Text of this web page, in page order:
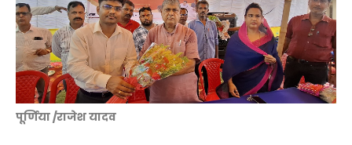
पूर्णिया /राजेश यादव